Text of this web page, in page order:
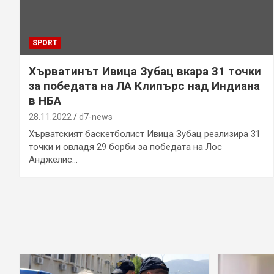
SPORT
Хърватинът Ивица Зубац вкара 31 точки
за победата на ЛА Клипърс над Индиана
в НБА
28.11.2022 d7-news
Хърватският баскетболист Ивица Зубац реализира 31
точки и овладя 29 борби за победата на Лос
Анджелис…